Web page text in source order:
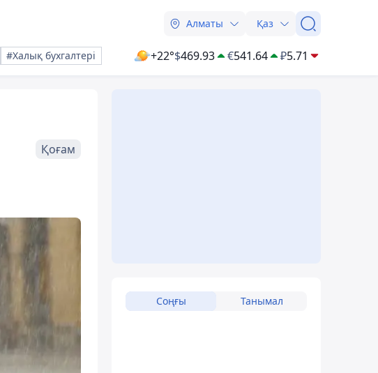
Алматы Қаз
#Халық бухгалтері +22°$469.93 €541.64 ₽5.71
Қоғам
Соңғы Танымал